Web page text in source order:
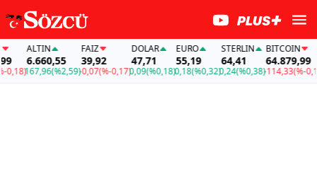
ALTIN
6.660,55
167,96(%2,59)
FAİZ
39,92
-0,07(%-0,17)
DOLAR
47,71
0,09(%0,18)
EURO
55,19
0,18(%0,32)
STERLIN
64,41
0,24(%0,38)
BITCOIN
64.879,99
-114,33(%-0,18)